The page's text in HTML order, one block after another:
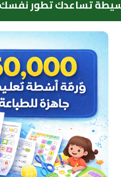
تساعدك تطور